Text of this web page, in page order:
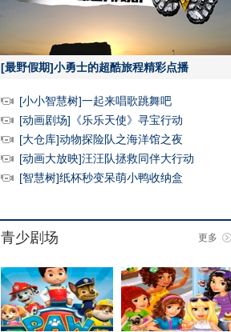
[最野假期]小勇士的超酷旅程精彩点播
[小小智慧树]一起来唱歌跳舞吧
[动画剧场]《乐乐天使》寻宝行动
[大仓库]动物探险队之海洋馆之夜
[动画大放映]汪汪队拯救同伴大行动
[智慧树]纸杯秒变呆萌小鸭收纳盒
青少剧场 更多